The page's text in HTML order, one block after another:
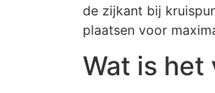
de zijkant bij
plaatsen voor
Wat is